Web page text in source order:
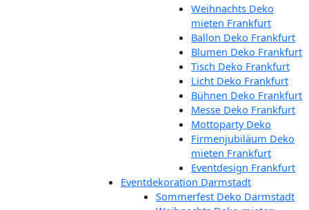
Weihnachts Deko
mieten Frankfurt
Ballon Deko Frankfurt
Blumen Deko Frankfurt
Tisch Deko Frankfurt
Licht Deko Frankfurt
Bühnen Deko Frankfurt
Messe Deko Frankfurt
Mottoparty Deko
Firmenjubiläum Deko
mieten Frankfurt
Eventdesign Frankfurt
Eventdekoration Darmstadt
Sommerfest Deko Darmstadt